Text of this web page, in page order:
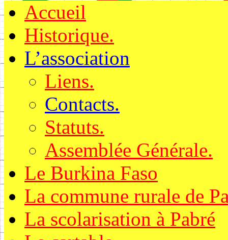
Accueil
Historique.
L’association
Liens.
Contacts.
Statuts.
Assemblée Générale.
Le Burkina Faso
La commune rurale de
La scolarisation à Pabré